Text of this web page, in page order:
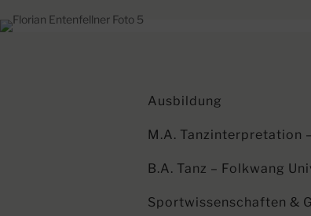
Ausbildung
M.A. Tanzinterpretation
B.A. Tanz – Folkwang
Sportwissenschaften &